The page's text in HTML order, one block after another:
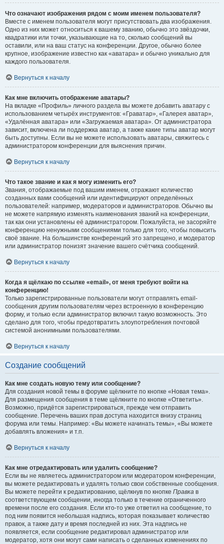
Что означают изображения рядом с моим именем пользователя?
Вместе с именем пользователя могут присутствовать два изображения.
Одно из них может относиться к вашему званию, обычно это звёздочки,
квадратики или точки, указывающие на то, сколько сообщений вы
оставили, или на ваш статус на конференции. Другое, обычно более
крупное, изображение известно как «аватара» и обычно уникально для
каждого пользователя.
Вернуться к началу
Как мне включить отображение аватары?
На вкладке «Профиль» личного раздела вы можете добавить аватару с
использованием четырёх инструментов: «Граватар», «Галерея аватар»,
«Удалённая аватара» или «Загружаемая аватара». От администратора
зависит, включена ли поддержка аватар, а также какие типы аватар могут
быть доступны. Если вы не можете использовать аватары, свяжитесь с
администратором конференции для выяснения причин.
Вернуться к началу
Что такое звание и как я могу изменить его?
Звания, отображаемые под вашим именем, отражают количество
созданных вами сообщений или идентифицируют определённых
пользователей: например, модераторов и администраторов. Обычно вы
не можете напрямую изменять наименования званий на конференции,
так как они установлены её администратором. Пожалуйста, не засоряйте
конференцию ненужными сообщениями только для того, чтобы повысить
своё звание. На большинстве конференций это запрещено, и модератор
или администратор понизят значение вашего счётчика сообщений.
Вернуться к началу
Когда я щёлкаю по ссылке «email», от меня требуют войти на
конференцию!
Только зарегистрированные пользователи могут отправлять email-
сообщения другим пользователям через встроенную в конференцию
форму, и только если администратор включил такую возможность. Это
сделано для того, чтобы предотвратить злоупотребления почтовой
системой анонимными пользователями.
Вернуться к началу
Создание сообщений
Как мне создать новую тему или сообщение?
Для создания новой темы в форуме щёлкните по кнопке «Новая тема».
Для размещения сообщения в теме щёлкните по кнопке «Ответить».
Возможно, придётся зарегистрироваться, прежде чем отправить
сообщение. Перечень ваших прав доступа находится внизу страниц
форума или темы. Например: «Вы можете начинать темы», «Вы можете
добавлять вложения» и т.п.
Вернуться к началу
Как мне отредактировать или удалить сообщение?
Если вы не являетесь администратором или модератором конференции,
вы можете редактировать и удалять только свои собственные сообщения.
Вы можете перейти к редактированию, щёлкнув по кнопке Правка в
соответствующем сообщении, иногда только в течение ограниченного
времени после его создания. Если кто-то уже ответил на сообщение, то
под ним появится небольшая надпись, которая показывает количество
правок, а также дату и время последней из них. Эта надпись не
появляется, если сообщение редактировал администратор или
модератор, хотя они могут сами написать о сделанных изменениях по